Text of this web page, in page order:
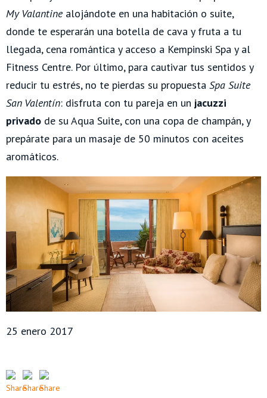
My Valantinealojándote en una habitación o suite,
donde te esperarán una botella de cava y fruta a tu
llegada, cena romántica y acceso a Kempinski Spa y al
Fitness Centre. Por último, para cautivar tus sentidos y
reducir tu estrés, no te pierdas su propuesta Spa Suite
San Valentín: disfruta con tu pareja en un jacuzzi
privado de su Aqua Suite, con una copa de champán, y
prepárate para un masaje de 50 minutos con aceites
aromáticos.
25 enero 2017